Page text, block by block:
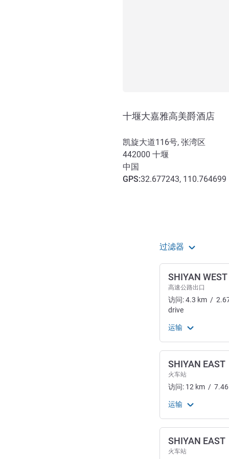
十堰大嘉雅高美爵酒店
凯旋大道116号, 张湾区
442000 十堰
中国
GPS:32.677243, 110.764699
过滤器
SHIYAN WEST
高速公路出口
访问:4.3 km /
drive
运输
SHIYAN EAST
火车站
访问: 12 km / 7.46
运输
SHIYAN EAST
火车站